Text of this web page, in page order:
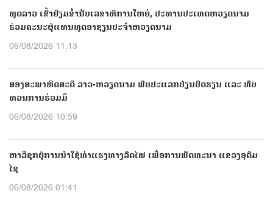
ທູດລາວ ເຂົ້າຢ້ຽມຂໍ່ານັບເລຂາທິການໃຫຍ່, ປະທານປະເທດຫວຽດນາມ
ຮ່ວມຄະນະຜູ້ແທນທູດອາຊຽນປະຈຳຫວຽດນາມ
06/08/2026 11:13
ສອງສະພາທິດສະດີ ລາວ-ຫວຽດນາມ ພົບປະແລກປ່ຽນບົດຮຽນ ແລະ ທົບ
ທວນການຮ່ວມມື
06/08/2026 10:59
ຫາລືຊຸກຍູ້ການນຳໃຊ້ທ່າແຮງທາງລົດໄຟ ເພື່ອການພັດທະນາ ແຂວງອຸດົມ
ໄຊ
06/08/2026 01:41